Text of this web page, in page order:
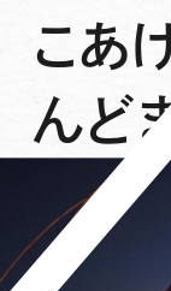
こあ
んど